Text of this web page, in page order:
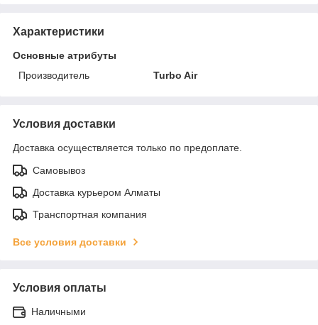
Характеристики
Основные атрибуты
Производитель
Turbo Air
Условия доставки
Доставка осуществляется только по предоплате.
Самовывоз
Доставка курьером Алматы
Транспортная компания
Все условия доставки
Условия оплаты
Наличными